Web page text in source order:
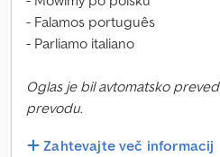
- Falamos português
- Parliamo italiano
Oglas je bil avtomatsko
prevodu.
Zahtevajte več informacij